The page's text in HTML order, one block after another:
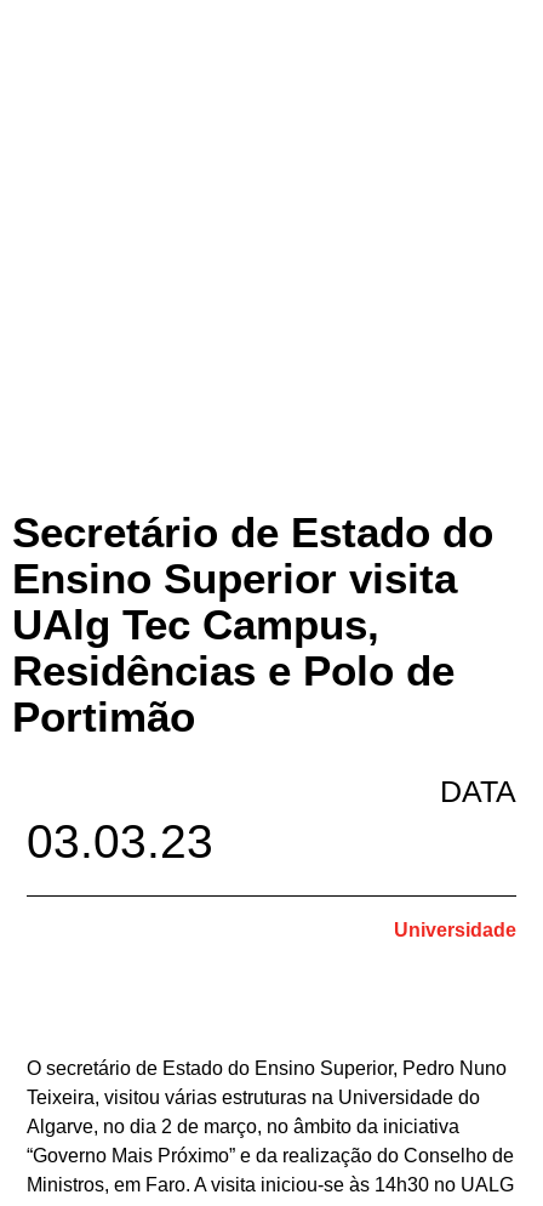
Secretário de Estado do
Ensino Superior visita
UAlg Tec Campus,
Residências e Polo de
Portimão
DATA
03.03.23
Universidade
O secretário de Estado do Ensino Superior, Pedro Nuno
Teixeira, visitou várias estruturas na Universidade do
Algarve, no dia 2 de março, no âmbito da iniciativa
“Governo Mais Próximo” e da realização do Conselho de
Ministros, em Faro. A visita iniciou-se às 14h30 no UALG